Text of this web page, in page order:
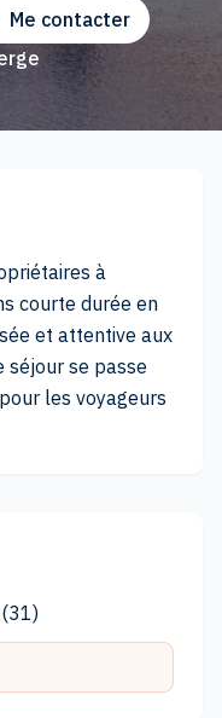
Me contacter
à
courte durée en
et attentive aux
séjour se passe
les voyageurs
(31)